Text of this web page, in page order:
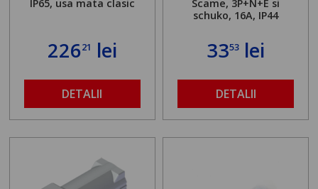
IP65, usa mata clasic
22621 lei
DETALII
Scame, 3P+N+E si
schuko, 16A, IP44
3353 lei
DETALII